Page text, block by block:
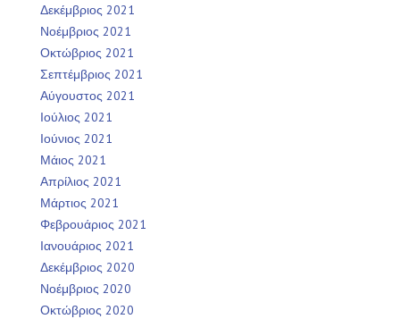
Δεκέμβριος 2021
Νοέμβριος 2021
Οκτώβριος 2021
Σεπτέμβριος 2021
Αύγουστος 2021
Ιούλιος 2021
Ιούνιος 2021
Μάιος 2021
Απρίλιος 2021
Μάρτιος 2021
Φεβρουάριος 2021
Ιανουάριος 2021
Δεκέμβριος 2020
Νοέμβριος 2020
Οκτώβριος 2020